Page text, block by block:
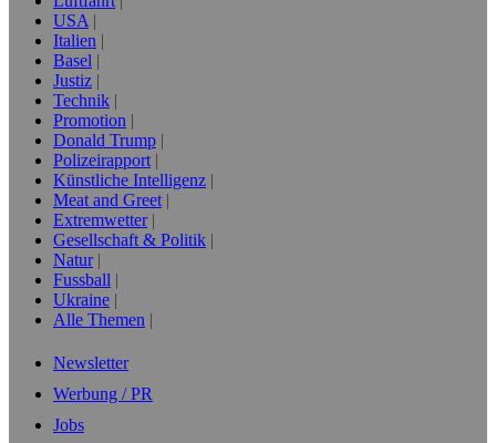
USA
Italien
Basel
Justiz
Technik
Promotion
Donald Trump
Polizeirapport
Künstliche Intelligenz
Meat and Greet
Extremwetter
Gesellschaft & Politik
Natur
Fussball
Ukraine
Alle Themen
Newsletter
Werbung / PR
Jobs